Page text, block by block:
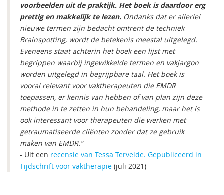
voorbeelden uit de praktijk. Het boek is daardoor erg
prettig en makkelijk te lezen. Ondanks dat er allerlei
nieuwe termen zijn bedacht omtrent de techniek
Brainspotting, wordt de betekenis meestal uitgelegd.
Eveneens staat achterin het boek een lijst met
begrippen waarbij ingewikkelde termen en vakjargon
worden uitgelegd in begrijpbare taal. Het boek is
vooral relevant voor vaktherapeuten die EMDR
toepassen, er kennis van hebben of van plan zijn deze
methode in te zetten in hun behandeling, maar het is
ook interessant voor therapeuten die werken met
getraumatiseerde cliënten zonder dat ze gebruik
maken van EMDR.”
- Uit een recensie van Tessa Tervelde. Gepubliceerd in
Tijdschrift voor vaktherapie (juli 2021)